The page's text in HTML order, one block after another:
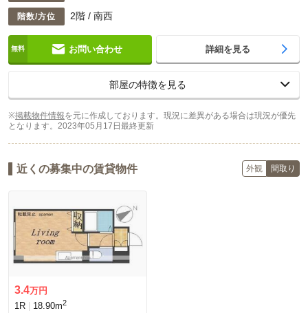
階数/方位 2階 / 南西
お問い合わせ 詳細を見る
部屋の特徴を見る
※掲載物件情報を元に作成しております。現況に差異がある場合は現況が優先
となります。 2023年05月17日最終更新
近くの募集中の賃貸物件 外観 間取り
3.4万円
1R
18.90m2